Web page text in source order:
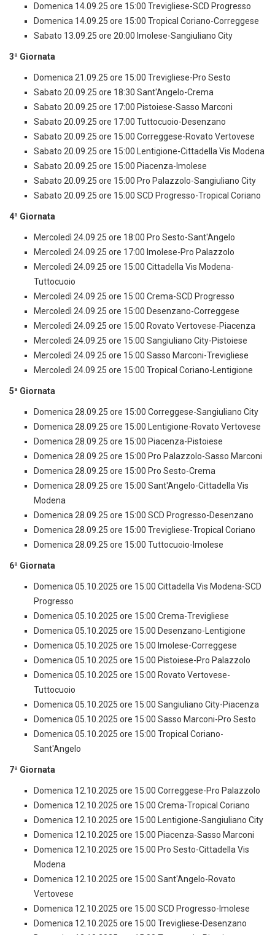
Domenica 14.09.25 ore 15:00 Trevigliese-SCD Progresso
Domenica 14.09.25 ore 15:00 Tropical Coriano-Correggese
Sabato 13.09.25 ore 20:00 Imolese-Sangiuliano City
3ª Giornata
Domenica 21.09.25 ore 15:00 Trevigliese-Pro Sesto
Sabato 20.09.25 ore 18:30 Sant'Angelo-Crema
Sabato 20.09.25 ore 17:00 Pistoiese-Sasso Marconi
Sabato 20.09.25 ore 17:00 Tuttocuoio-Desenzano
Sabato 20.09.25 ore 15:00 Correggese-Rovato Vertovese
Sabato 20.09.25 ore 15:00 Lentigione-Cittadella Vis Modena
Sabato 20.09.25 ore 15:00 Piacenza-Imolese
Sabato 20.09.25 ore 15:00 Pro Palazzolo-Sangiuliano City
Sabato 20.09.25 ore 15:00 SCD Progresso-Tropical Coriano
4ª Giornata
Mercoledì 24.09.25 ore 18:00 Pro Sesto-Sant'Angelo
Mercoledì 24.09.25 ore 17:00 Imolese-Pro Palazzolo
Mercoledì 24.09.25 ore 15:00 Cittadella Vis Modena-
Tuttocuoio
Mercoledì 24.09.25 ore 15:00 Crema-SCD Progresso
Mercoledì 24.09.25 ore 15:00 Desenzano-Correggese
Mercoledì 24.09.25 ore 15:00 Rovato Vertovese-Piacenza
Mercoledì 24.09.25 ore 15:00 Sangiuliano City-Pistoiese
Mercoledì 24.09.25 ore 15:00 Sasso Marconi-Trevigliese
Mercoledì 24.09.25 ore 15:00 Tropical Coriano-Lentigione
5ª Giornata
Domenica 28.09.25 ore 15:00 Correggese-Sangiuliano City
Domenica 28.09.25 ore 15:00 Lentigione-Rovato Vertovese
Domenica 28.09.25 ore 15:00 Piacenza-Pistoiese
Domenica 28.09.25 ore 15:00 Pro Palazzolo-Sasso Marconi
Domenica 28.09.25 ore 15:00 Pro Sesto-Crema
Domenica 28.09.25 ore 15:00 Sant'Angelo-Cittadella Vis
Modena
Domenica 28.09.25 ore 15:00 SCD Progresso-Desenzano
Domenica 28.09.25 ore 15:00 Trevigliese-Tropical Coriano
Domenica 28.09.25 ore 15:00 Tuttocuoio-Imolese
6ª Giornata
Domenica 05.10.2025 ore 15:00 Cittadella Vis Modena-SCD
Progresso
Domenica 05.10.2025 ore 15:00 Crema-Trevigliese
Domenica 05.10.2025 ore 15:00 Desenzano-Lentigione
Domenica 05.10.2025 ore 15:00 Imolese-Correggese
Domenica 05.10.2025 ore 15:00 Pistoiese-Pro Palazzolo
Domenica 05.10.2025 ore 15:00 Rovato Vertovese-
Tuttocuoio
Domenica 05.10.2025 ore 15:00 Sangiuliano City-Piacenza
Domenica 05.10.2025 ore 15:00 Sasso Marconi-Pro Sesto
Domenica 05.10.2025 ore 15:00 Tropical Coriano-
Sant'Angelo
7ª Giornata
Domenica 12.10.2025 ore 15:00 Correggese-Pro Palazzolo
Domenica 12.10.2025 ore 15:00 Crema-Tropical Coriano
Domenica 12.10.2025 ore 15:00 Lentigione-Sangiuliano City
Domenica 12.10.2025 ore 15:00 Piacenza-Sasso Marconi
Domenica 12.10.2025 ore 15:00 Pro Sesto-Cittadella Vis
Modena
Domenica 12.10.2025 ore 15:00 Sant'Angelo-Rovato
Vertovese
Domenica 12.10.2025 ore 15:00 SCD Progresso-Imolese
Domenica 12.10.2025 ore 15:00 Trevigliese-Desenzano